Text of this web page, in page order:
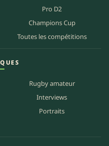
Pro D2
Champions Cup
Toutes les compétitions
Rugby amateur
Interviews
Portraits